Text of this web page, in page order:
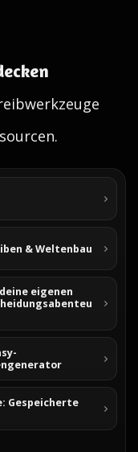
& Weltenbau
eigenen
Gespeicherte